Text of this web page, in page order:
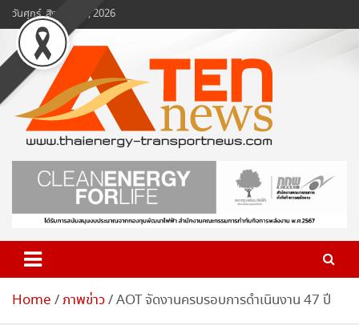
Skip
to
content
วันศุกร์, สิงหาคม 7, 2026
www.ten-news.com
ข่าวพลังงานและคมนาคม
Home ภาพข่าว AOT จัดงานครบรอบการดำเนินงาน 47 ปี